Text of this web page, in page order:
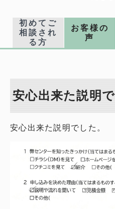
初めてご
相談され
る方
お客様の
声
安心出来た説明
安心出来た説明でした。